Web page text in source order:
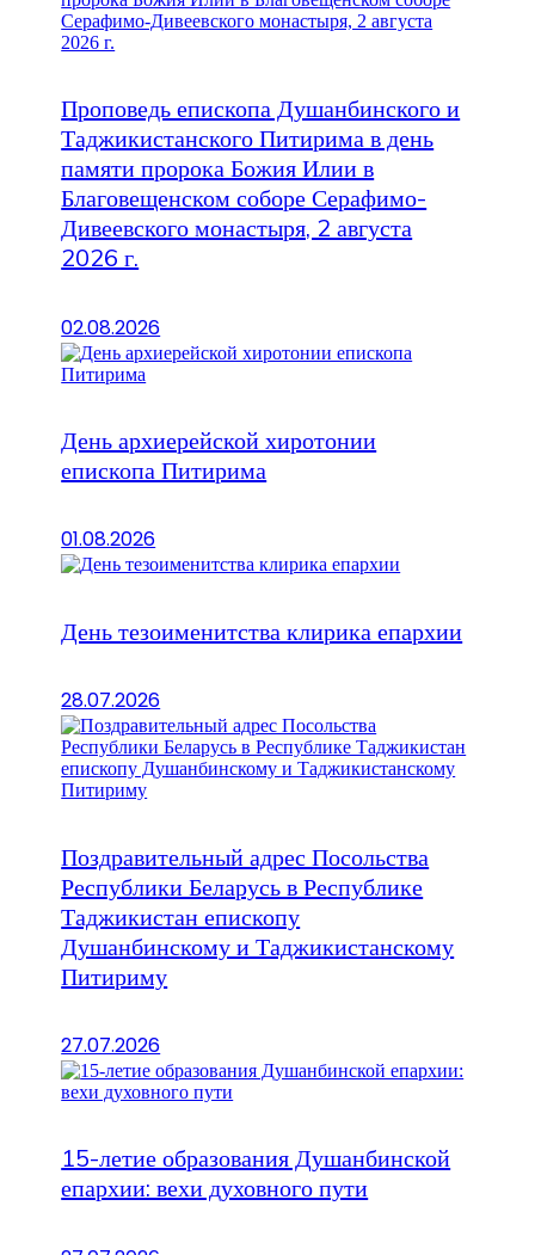
Проповедь епископа Душанбинского и
Таджикистанского Питирима в день
памяти пророка Божия Илии в
Благовещенском соборе Серафимо-
Дивеевского монастыря, 2 августа
2026 г.
02.08.2026
День архиерейской хиротонии
епископа Питирима
01.08.2026
День тезоименитства клирика епархии
28.07.2026
Поздравительный адрес Посольства
Республики Беларусь в Республике
Таджикистан епископу
Душанбинскому и Таджикистанскому
Питириму
27.07.2026
15-летие образования Душанбинской
епархии: вехи духовного пути